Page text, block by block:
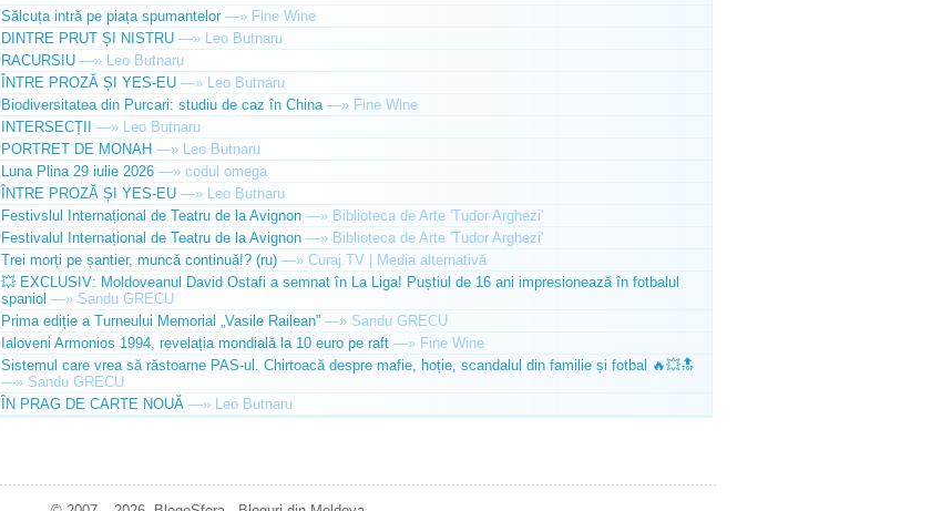
Sălcuța intră pe piața spumantelor —» Fine Wine
DINTRE PRUT ȘI NISTRU —» Leo Butnaru
RACURSIU —» Leo Butnaru
ÎNTRE PROZĂ ȘI YES-EU —» Leo Butnaru
Biodiversitatea din Purcari: studiu de caz în China —» Fine Wine
INTERSECȚII —» Leo Butnaru
PORTRET DE MONAH —» Leo Butnaru
Luna Plina 29 iulie 2026 —» codul omega
ÎNTRE PROZĂ ȘI YES-EU —» Leo Butnaru
Festivslul Internațional de Teatru de la Avignon —» Biblioteca de Arte 'Tudor Arghezi'
Festivalul Internațional de Teatru de la Avignon —» Biblioteca de Arte 'Tudor Arghezi'
Trei morți pe șantier, muncă continuă!? (ru) —» Curaj.TV | Media alternativă
💥 EXCLUSIV: Moldoveanul David Ostafi a semnat în La Liga! Puștiul de 16 ani impresionează în fotbalul
spaniol —» Sandu GRECU
Prima ediție a Turneului Memorial „Vasile Railean” —» Sandu GRECU
Ialoveni Armonios 1994, revelația mondială la 10 euro pe raft —» Fine Wine
Sistemul care vrea să răstoarne PAS-ul. Chirtoacă despre mafie, hoție, scandalul din familie și fotbal 🔥💥🔝
—» Sandu GRECU
ÎN PRAG DE CARTE NOUĂ —» Leo Butnaru